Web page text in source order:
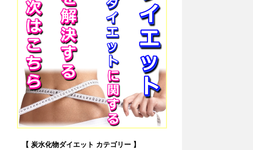
【 炭水化物ダイエット カテゴリー 】